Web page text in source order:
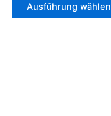
Ausführung wählen